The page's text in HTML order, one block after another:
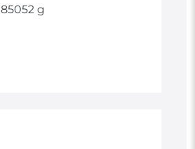
85052 g